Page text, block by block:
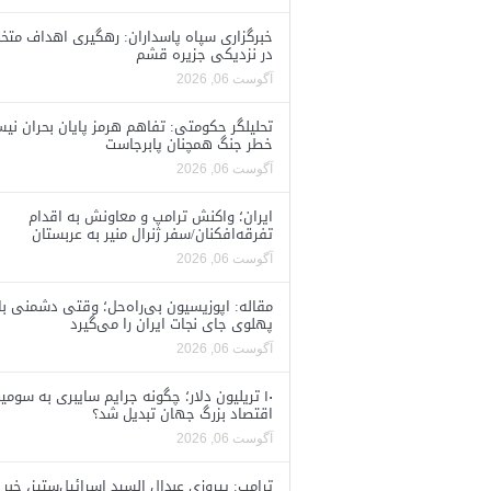
خبرگزاری سپاه پاسداران: رهگیری اهداف
در نزدیکی جزیره قشم
آگوست 06, 2026
تحلیلگر حکومتی: تفاهم هرمز پایان بحران
خطر جنگ همچنان پابرجاست
آگوست 06, 2026
ایران؛ واکنش ترامپ و معاونش به اقدام
تفرقه‌افکنان/سفر ژنرال منیر به عربستان
آگوست 06, 2026
مقاله: اپوزیسیون بی‌راه‌حل؛ وقتی دشمنی با
پهلوی جای نجات ایران را می‌گیرد
آگوست 06, 2026
۱۰ تریلیون دلار؛ چگونه جرایم سایبری به
اقتصاد بزرگ جهان تبدیل شد؟
آگوست 06, 2026